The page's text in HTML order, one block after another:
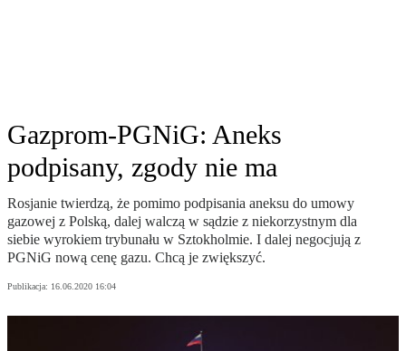
Gazprom-PGNiG: Aneks
podpisany, zgody nie ma
Rosjanie twierdzą, że pomimo podpisania aneksu do umowy
gazowej z Polską, dalej walczą w sądzie z niekorzystnym dla
siebie wyrokiem trybunału w Sztokholmie. I dalej negocjują z
PGNiG nową cenę gazu. Chcą je zwiększyć.
Publikacja: 16.06.2020 16:04